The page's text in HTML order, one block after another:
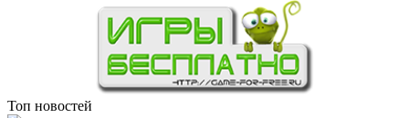
Топ новостей